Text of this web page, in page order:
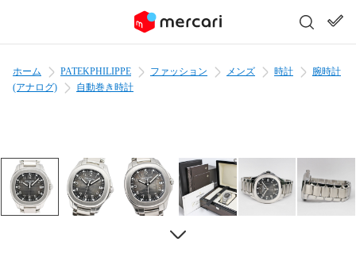
ホーム PATEKPHILIPPE ファッション メンズ 時計
腕時計
(アナログ)
自動巻き時計